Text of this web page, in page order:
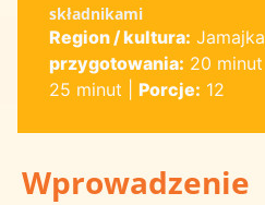
składnikami
Region / kultura: Jamajka
przygotowania: 20 minut
25 minut
Porcje: 12
Wprowadzenie